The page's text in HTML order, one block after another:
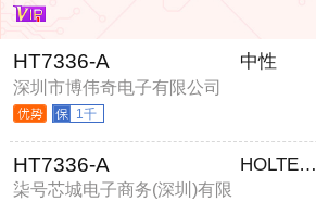
司
HT7336-A
深圳市博伟奇电子有限公司
1千
中性
HT7336-A
柒号芯城电子商务(深圳)有限
HOLTEK/合泰